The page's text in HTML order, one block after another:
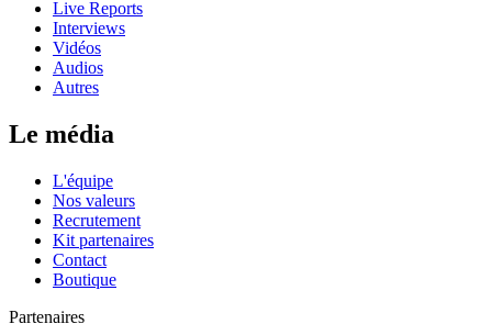
Live Reports
Interviews
Vidéos
Audios
Autres
Le média
L'équipe
Nos valeurs
Recrutement
Kit partenaires
Contact
Boutique
Partenaires